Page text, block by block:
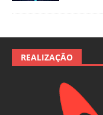
REALIZAÇÃO